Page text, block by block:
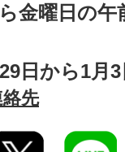
金曜日の午
日から1月
先